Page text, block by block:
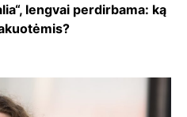
lengvai perdirbama: ką